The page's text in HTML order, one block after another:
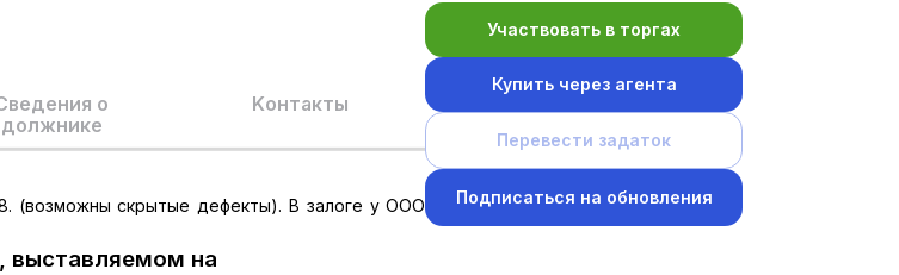
о
должнике
Kонтакты
(возможны скрытые дефекты). В залоге у ООО
выставляемом на
Участвовать в торгах
Купить через агента
Перевести задаток
Подписаться на обновления